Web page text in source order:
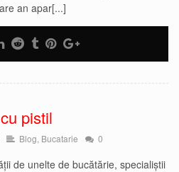
an apar[...]
pistil
Blog, Bucatarie 0
de unelte de bucătărie, specialiștii